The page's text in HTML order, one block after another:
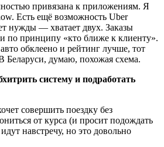
привязана к приложениям. Я
Есть ещё возможность Uber
нужды — хватает двух. Заказы
по принципу «кто ближе к клиенту».
обклеено и рейтинг лучше, тот
Беларуси, думаю, похожая схема.
систему и подработать
совершить поездку без
от курса (и просит подождать
навстречу, но это довольно